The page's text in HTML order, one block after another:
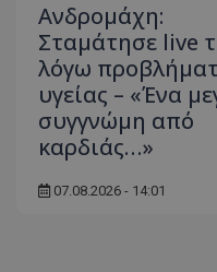
Ανδρομάχη:
Σταμάτησε live
λόγω
υγείας – «Ένα
συγγνώμη από
καρδιάς…»
07.08.2026 - 14:01